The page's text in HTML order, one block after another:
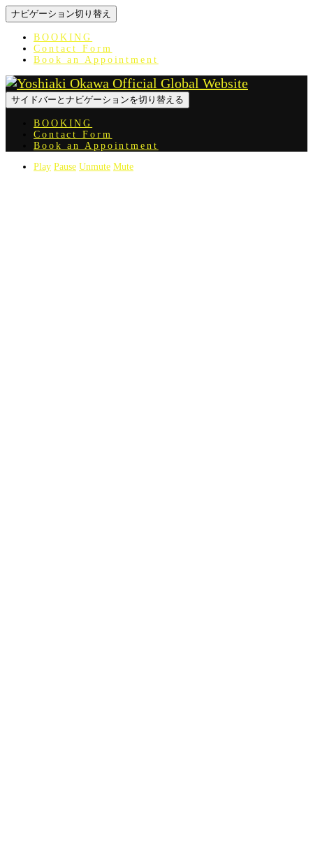
ナビゲーション切り替え
BOOKING
Contact Form
Book an Appointment
サイドバーとナビゲーションを切り替える
BOOKING
Contact Form
Book an Appointment
Play Pause Unmute Mute